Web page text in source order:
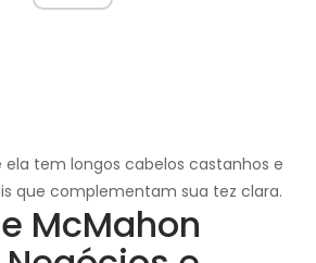
tem longos cabelos castanhos e
que complementam sua tez clara.
McMahon